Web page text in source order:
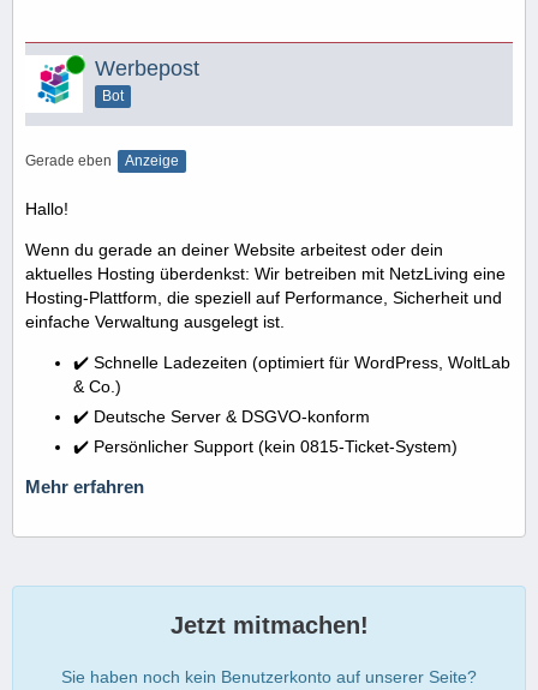
Online Werbepost
Bot
Gerade eben Anzeige
Hallo!
Wenn du gerade an deiner Website arbeitest oder dein
aktuelles Hosting überdenkst: Wir betreiben mit NetzLiving eine
Hosting-Plattform, die speziell auf Performance, Sicherheit und
einfache Verwaltung ausgelegt ist.
✔️ Schnelle Ladezeiten (optimiert für WordPress, WoltLab
& Co.)
✔️ Deutsche Server & DSGVO-konform
✔️ Persönlicher Support (kein 0815-Ticket-System)
Mehr erfahren
Jetzt mitmachen!
Sie haben noch kein Benutzerkonto auf unserer Seite?